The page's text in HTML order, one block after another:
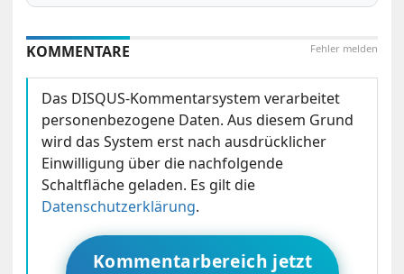
Fehler melden
KOMMENTARE
Das DISQUS-Kommentarsystem verarbeitet
personenbezogene Daten. Aus diesem Grund
wird das System erst nach ausdrücklicher
Einwilligung über die nachfolgende
Schaltfläche geladen. Es gilt die
Datenschutzerklärung.
Kommentarbereich jetzt